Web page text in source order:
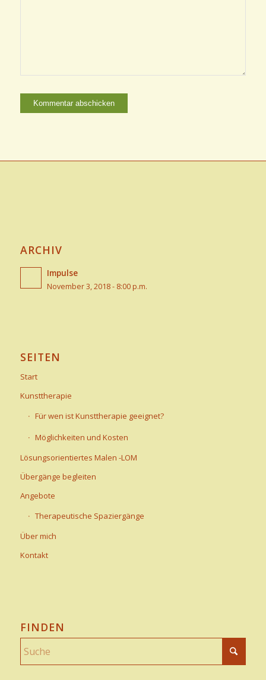
ARCHIV
Impulse
November 3, 2018 - 8:00 p.m.
SEITEN
Start
Kunsttherapie
Für wen ist Kunsttherapie geeignet?
Möglichkeiten und Kosten
Lösungsorientiertes Malen -LOM
Übergänge begleiten
Angebote
Therapeutische Spaziergänge
Über mich
Kontakt
FINDEN